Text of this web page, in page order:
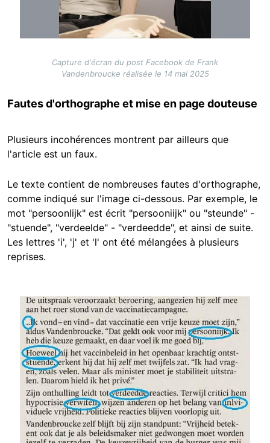
Capture d'écran du post Facebook de Frank
Vandenbroucke réalisée le 14 mai 2025
Fautes d'orthographe et mise en page douteuse
Plusieurs incohérences montrent par ailleurs que
l'article est un faux.
Le texte contient de nombreuses fautes d'orthographe,
comme indiqué sur l'image ci-dessous. Par exemple, le
mot "persoonlijk" est écrit "persooniijk" ou "steunde" -
"stuende", "verdeelde" - "verdeedde", et ainsi de suite.
Les lettres 'i', 'j' et 'l' ont été mélangées à plusieurs
reprises.
Image